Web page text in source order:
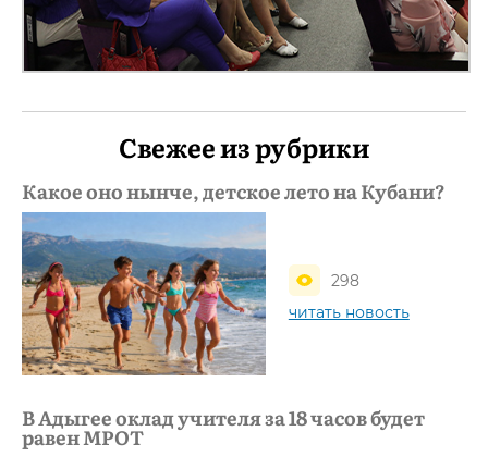
Свежее из рубрики
Какое оно нынче, детское лето на Кубани?
298
читать новость
В Адыгее оклад учителя за 18 часов будет
равен МРОТ